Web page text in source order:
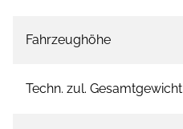
Fahrzeughöhe
Techn. zul. Gesamtgewicht